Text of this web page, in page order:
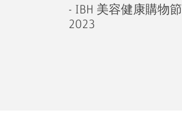
- IBH 美容健康購物節
2023